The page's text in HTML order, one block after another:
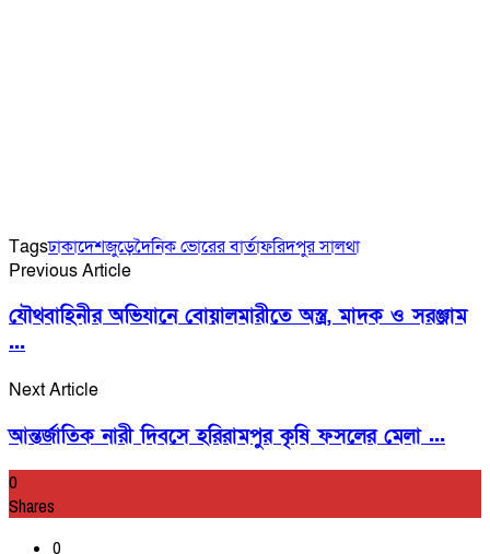
Tagsঢাকাদেশজুড়েদৈনিক ভোরের বার্তাফরিদপুর সালথা
Previous Article
যৌথবাহিনীর অভিযানে বোয়ালমারীতে অস্ত্র, মাদক ও সরঞ্জাম
...
Next Article
আন্তর্জাতিক নারী দিবসে হরিরামপুর কৃষি ফসলের মেলা ...
0
Shares
0